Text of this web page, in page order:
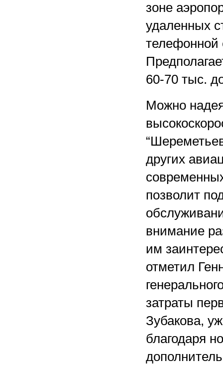
зоне
удаленных
телефонной
60-70 тыс.
Можно
других
позволит
внимание
им
отметил
затраты
Зубакова,
благодаря